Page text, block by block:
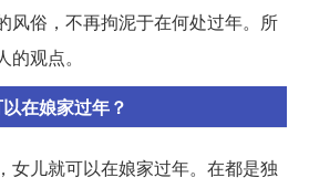
风俗，不再拘泥于在何处过年。所
观点。
在娘家过年？
女儿就可以在娘家过年。在都是独